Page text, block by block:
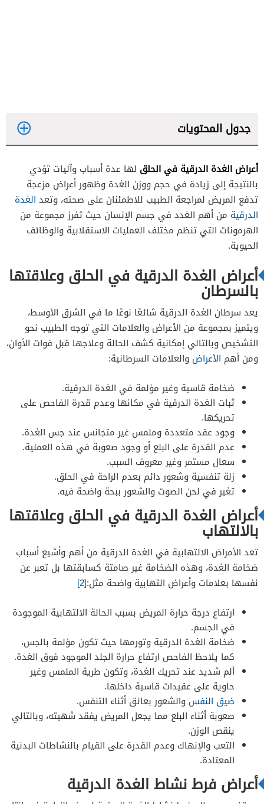
جدول المحتويات
أعراض الغدة الدرقية في الحلق لها عدة أسباب وآليات تؤدي
بالنتيجة إلى زيادة في حجم ووزن الغدة وظهور أعراض مزعجة
تدفع المريض لمراجعة الطبيب للاطمئنان على صحته، وتعد الغدة
الدرقية من أهم الغدد في جسم الإنسان حيث تفرز مجموعة من
الهرمونات التي تنظم مختلف العمليات الاستقلابية والوظائف
الحيوية.
أعراض الغدة الدرقية في الحلق وعلاقتها
بالسرطان
يعد سرطان الغدة الدرقية شائعًا نوعًا ما في الشرق الأوسط،
ويتميز بمجموعة من الأعراض والعلامات التي توجه الطبيب نحو
التشخيص وبالتالي إمكانية كشف الحالة وعلاجها قبل فوات الأوان،
ومن أهم الأعراض والعلامات السرطانية:
ضخامة قاسية وغير مؤلمة في الغدة الدرقية.
ثبات الغدة الدرقية في مكانها وعدم قدرة الفاحص على
تحريكها.
وجود عقد متعددة وملمس غير متجانس عند جس الغدة.
عدم القدرة على البلع أو وجود صعوبة في هذه العملية.
سعال مستمر وغير معروف السبب.
زلة تنفسية وشعور دائم بعدم الراحة في الحلق.
تغير في لحن الصوت والشعور ببحة واضحة فيه.
أعراض الغدة الدرقية في الحلق وعلاقتها
بالالتهاب
تعد الأمراض الالتهابية في الغدة الدرقية من أهم وأشيع أسباب
ضخامة الغدة، وهذه الضخامة غير صامتة كسابقتها بل تعبر عن
نفسها بعلامات وأعراض التهابية واضحة مثل:[2]
ارتفاع درجة حرارة المريض بسبب الحالة الالتهابية الموجودة
في الجسم.
ضخامة الغدة الدرقية وتورمها حيث تكون مؤلمة بالجس،
كما يلاحظ الفاحص ارتفاع حرارة الجلد الموجود فوق الغدة.
ألم شديد عند تحريك الغدة، وتكون طرية الملمس وغير
حاوية على عقيدات قاسية داخلها.
ضيق النفس والشعور بعائق أثناء التنفس.
صعوبة أثناء البلع مما يجعل المريض يفقد شهيته، وبالتالي
ينقص الوزن.
التعب والإنهاك وعدم القدرة على القيام بالنشاطات البدنية
المعتادة.
أعراض فرط نشاط الغدة الدرقية